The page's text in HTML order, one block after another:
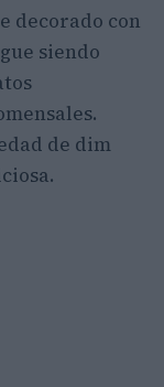
decorado con
siendo
de dim